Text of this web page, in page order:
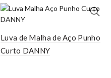
Luva de Malha de Aço Punho
Curto DANNY